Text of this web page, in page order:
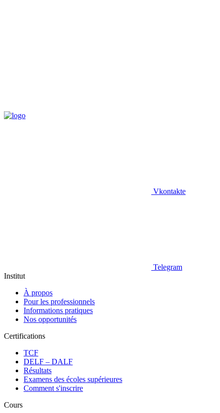
Vkontakte
Telegram
Institut
À propos
Pour les professionnels
Informations pratiques
Nos opportunités
Certifications
TCF
DELF – DALF
Résultats
Examens des écoles supérieures
Comment s'inscrire
Cours